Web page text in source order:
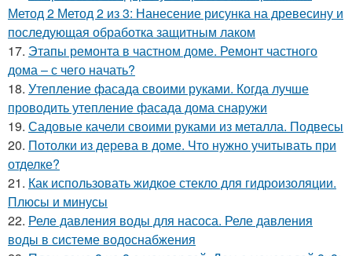
Метод 2 Метод 2 из 3: Нанесение рисунка на древесину и
последующая обработка защитным лаком
17. Этапы ремонта в частном доме. Ремонт частного
дома – с чего начать?
18. Утепление фасада своими руками. Когда лучше
проводить утепление фасада дома снаружи
19. Садовые качели своими руками из металла. Подвесы
20. Потолки из дерева в доме. Что нужно учитывать при
отделке?
21. Как использовать жидкое стекло для гидроизоляции.
Плюсы и минусы
22. Реле давления воды для насоса. Реле давления
воды в системе водоснабжения